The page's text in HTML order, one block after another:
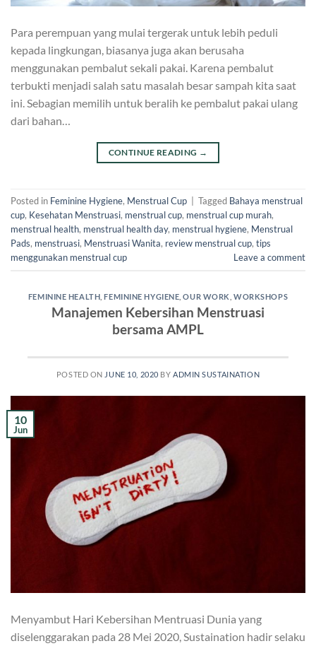
Para perempuan yang mulai tergerak untuk lebih peduli
kepada lingkungan, biasanya juga akan berusaha
menggunakan pembalut sekali pakai. Karena pembalut
terbukti menjadi salah satu masalah besar sampah kita saat
ini. Sebagian memilih untuk beralih ke pembalut pakai ulang
dari bahan…
CONTINUE READING →
Posted in Feminine Hygiene, Menstrual Cup Tagged Bahaya menstrual
cup, Kesehatan Menstruasi, menstrual cup, menstrual cup murah,
menstrual health, menstrual health day, menstrual hygiene, Menstrual
Pads, menstruasi, Menstruasi Wanita, review menstrual cup, tips
menggunakan menstrual cup
Leave a comment
FEMININE HEALTH ,FEMININE HYGIENE ,OUR WORK ,WORKSHOPS
Manajemen Kebersihan Menstruasi
bersama AMPL
POSTED ON JUNE 10, 2020 BYADMIN SUSTAINATION
10
Jun
Menyambut Hari Kebersihan Mentruasi Dunia yang
diselenggarakan pada 28 Mei 2020, Sustaination hadir selaku